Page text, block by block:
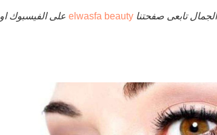
تابعى صفحتنا على الفيسبوك او